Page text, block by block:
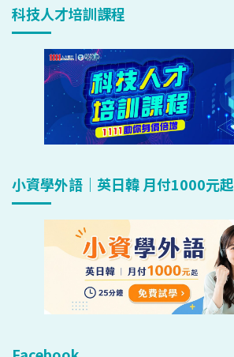
科技人才培訓課程
小資學外語｜英日韓 月付1000元起